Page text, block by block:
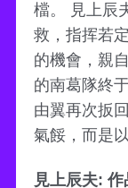
檔。 見上辰
救，指挥若
的機會，親
的南葛隊終
由翼再次扳
氣餒，而是
見上辰夫: